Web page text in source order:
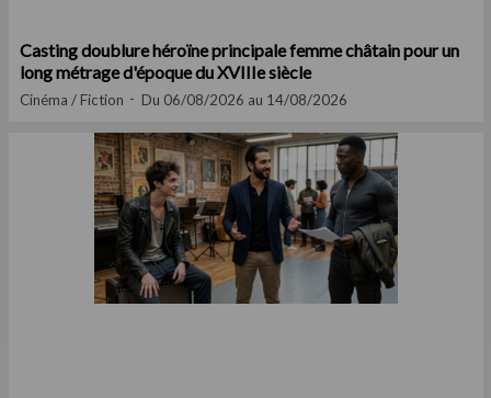
Casting doublure héroïne principale femme châtain pour un
long métrage d'époque du XVIIIe siècle
Cinéma / Fiction Du 06/08/2026 au 14/08/2026